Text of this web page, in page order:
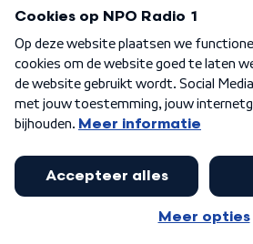
Algemene voorwaarden